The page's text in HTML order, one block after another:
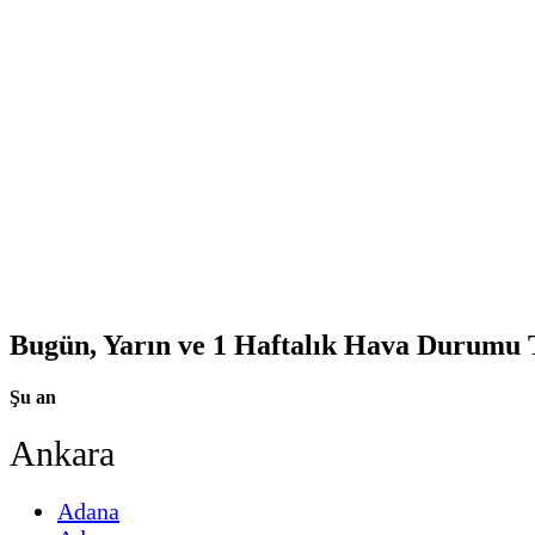
Bugün, Yarın ve 1 Haftalık Hava Durumu
Şu an
Ankara
Adana